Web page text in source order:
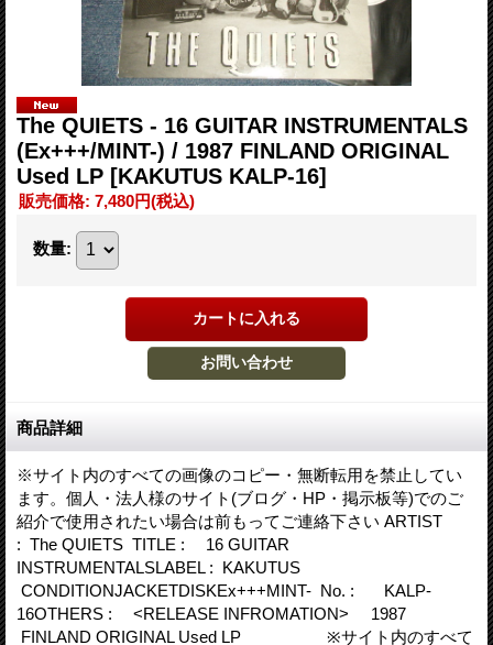
The QUIETS - 16 GUITAR INSTRUMENTALS
(Ex+++/MINT-) / 1987 FINLAND ORIGINAL
Used LP [KAKUTUS KALP-16]
販売価格: 7,480円(税込)
数量:
商品詳細
※サイト内のすべての画像のコピー・無断転用を禁止してい
ます。個人・法人様のサイト(ブログ・HP・掲示板等)でのご
紹介で使用されたい場合は前もってご連絡下さい ARTIST
: The QUIETS TITLE : 16 GUITAR
INSTRUMENTALSLABEL : KAKUTUS
CONDITIONJACKETDISKEx+++MINT- No. : KALP-
16OTHERS : <RELEASE INFROMATION> 1987
FINLAND ORIGINAL Used LP ※サイト内のすべて